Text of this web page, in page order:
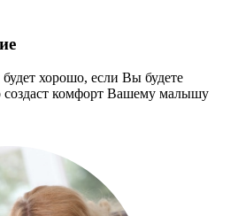
хорошо, если Вы будете
создаст комфорт Вашему малышу